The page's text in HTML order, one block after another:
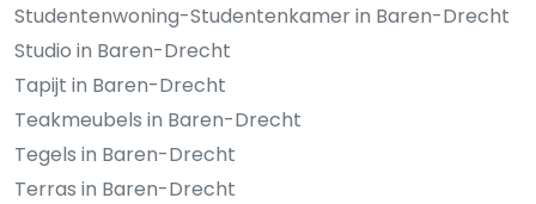
Studentenwoning-Studentenkamer in Baren-Drecht
Studio in Baren-Drecht
Tapijt in Baren-Drecht
Teakmeubels in Baren-Drecht
Tegels in Baren-Drecht
Terras in Baren-Drecht